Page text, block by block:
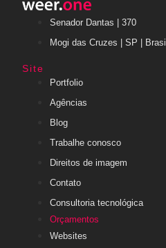
Senador Dantas | 370
Mogi das Cruzes | SP | Brasil
Site
Portfolio
Agências
Blog
Trabalhe conosco
Direitos de imagem
Contato
Consultoria tecnológica
Orçamentos
Websites